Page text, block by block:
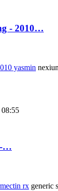
- 2010…
yasmin
-…
rx generic